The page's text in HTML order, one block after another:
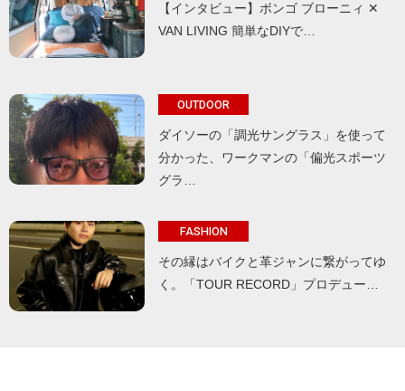
【インタビュー】ボンゴ ブローニィ ✕
VAN LIVING 簡単なDIYで…
OUTDOOR
ダイソーの「調光サングラス」を使って
分かった、ワークマンの「偏光スポーツ
グラ…
FASHION
その縁はバイクと革ジャンに繋がってゆ
く。「TOUR RECORD」プロデュー…